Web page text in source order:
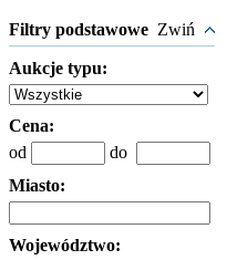
Filtry podstawowe Zwiń
Aukcje typu:
Cena:
od
do
Miasto:
Województwo: